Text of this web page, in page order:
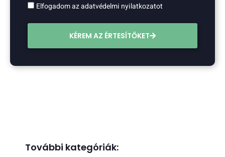
Elfogadom az adatvédelmi nyilatkozatot
KÉREM AZ ÉRTESÍTŐKET
További kategóriák: